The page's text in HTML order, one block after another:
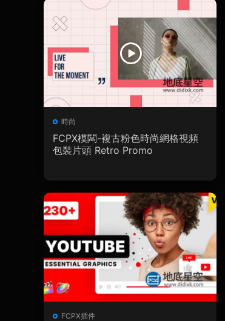
時尚
FCPX模闆-複古粉色時尚網格視頻
包裝片頭 Retro Promo
FCPX插件